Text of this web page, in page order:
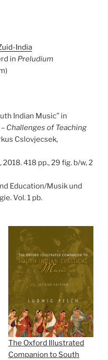
India
in Preludium
Indian Music” in
Challenges of Teaching
Cslovjecsek,
418 pp., 29 fig. b/w, 2
Education/Musik und
Vol. 1 pb.
The Oxford Illustrated
Companion to South